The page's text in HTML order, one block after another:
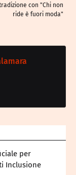
con "Chi non
ride è fuori moda"
per
Inclusione